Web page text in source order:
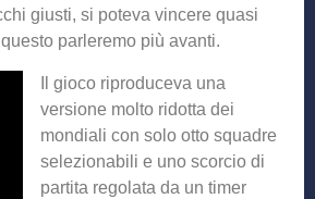
giusti, si poteva vincere quasi
parleremo più avanti.
Il gioco riproduceva una
versione molto ridotta dei
mondiali con solo otto squadre
selezionabili e uno scorcio di
partita regolata da un timer